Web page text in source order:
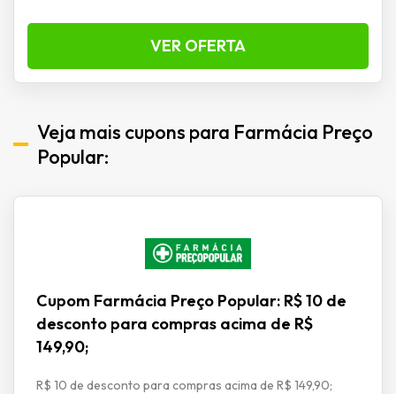
VER OFERTA
Veja mais cupons para Farmácia Preço
Popular:
Cupom Farmácia Preço Popular: R$ 10 de
desconto para compras acima de R$
149,90;
R$ 10 de desconto para compras acima de R$ 149,90;